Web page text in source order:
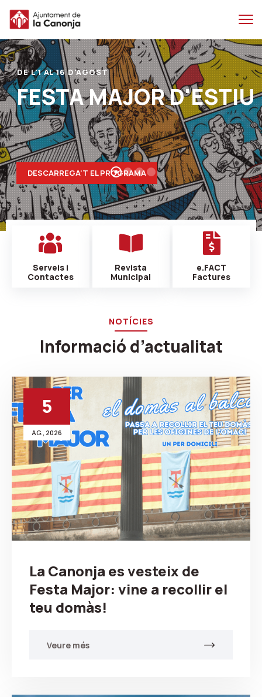
Salta
al
contingut
principal
Salta
la
navegacio
DE L'1 AL 16 D'AGOST
FESTA MAJOR D'ESTIU
DESCARREGA'T EL PROGRAMA
Serveis i
Contactes
Revista
Municipal
e.FACT
Factures
NOTÍCIES
Informació d’actualitat
5
AG., 2026
La Canonja es vesteix de
Festa Major: vine a recollir el
teu domàs!
Veure més